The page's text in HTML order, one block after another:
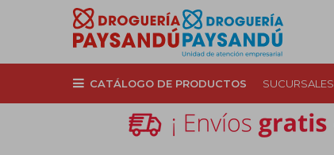
CATÁLOGO DE PRODUCTOS SUCURSALES